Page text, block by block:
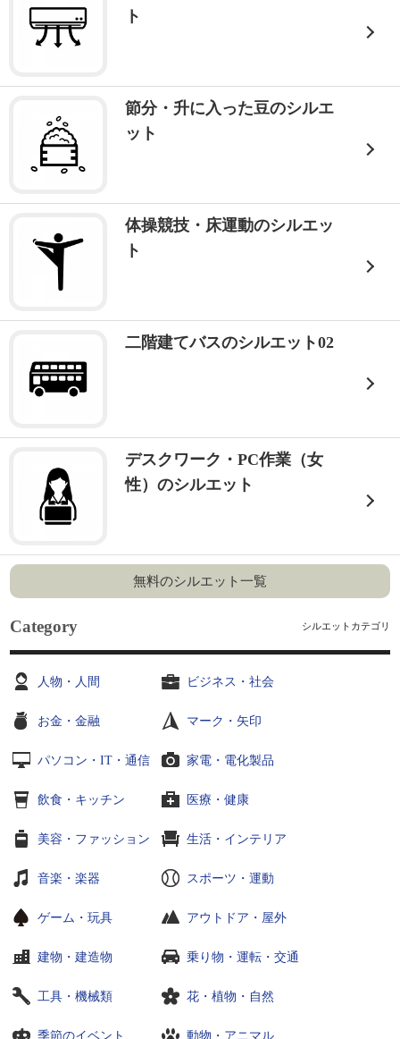
ト
節分・升に入った豆のシルエ
ット
体操競技・床運動のシルエッ
ト
二階建てバスのシルエット02
デスクワーク・PC作業（女
性）のシルエット
無料のシルエット一覧
Category シルエットカテゴリ
人物・人間 ビジネス・社会
お金・金融 マーク・矢印
パソコン・IT・通信 家電・電化製品
飲食・キッチン 医療・健康
美容・ファッション 生活・インテリア
音楽・楽器 スポーツ・運動
ゲーム・玩具 アウトドア・屋外
建物・建造物 乗り物・運転・交通
工具・機械類 花・植物・自然
季節のイベント 動物・アニマル